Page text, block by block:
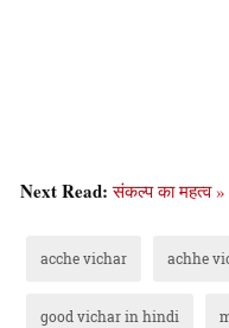
Next Read:संकल्प का महत्व »
acche vichar achhe
good vichar in hindi